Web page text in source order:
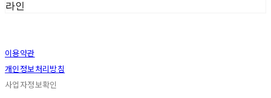
라인
이용약관
개인정보처리방침
사업자정보확인